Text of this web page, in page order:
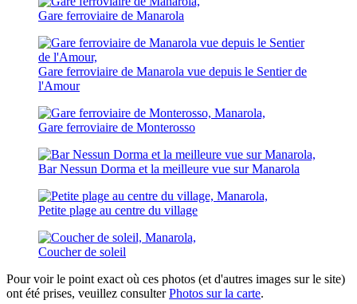
Gare ferroviaire de Manarola
Gare ferroviaire de Manarola vue depuis le Sentier de
l'Amour
Gare ferroviaire de Monterosso
Bar Nessun Dorma et la meilleure vue sur Manarola
Petite plage au centre du village
Coucher de soleil
Pour voir le point exact où ces photos (et d'autres images sur le site)
ont été prises, veuillez consulterPhotos sur la carte.